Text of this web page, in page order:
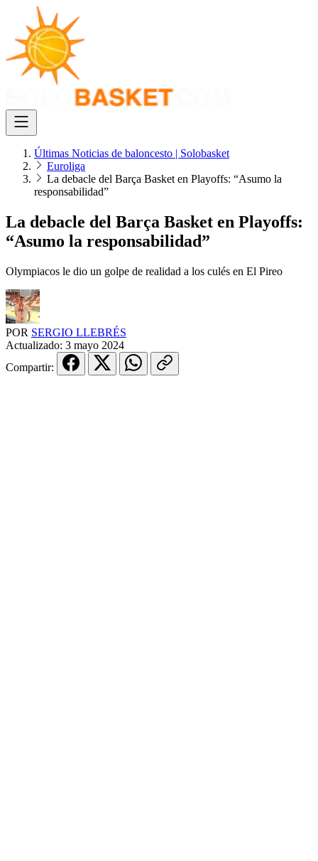
Últimas Noticias de baloncesto | Solobasket
Euroliga
La debacle del Barça Basket en Playoffs: “Asumo la
responsabilidad”
La debacle del Barça Basket en Playoffs:
“Asumo la responsabilidad”
Olympiacos le dio un golpe de realidad a los culés en El Pireo
POR SERGIO LLEBRÉS
Actualizado: 3 mayo 2024
Compartir: